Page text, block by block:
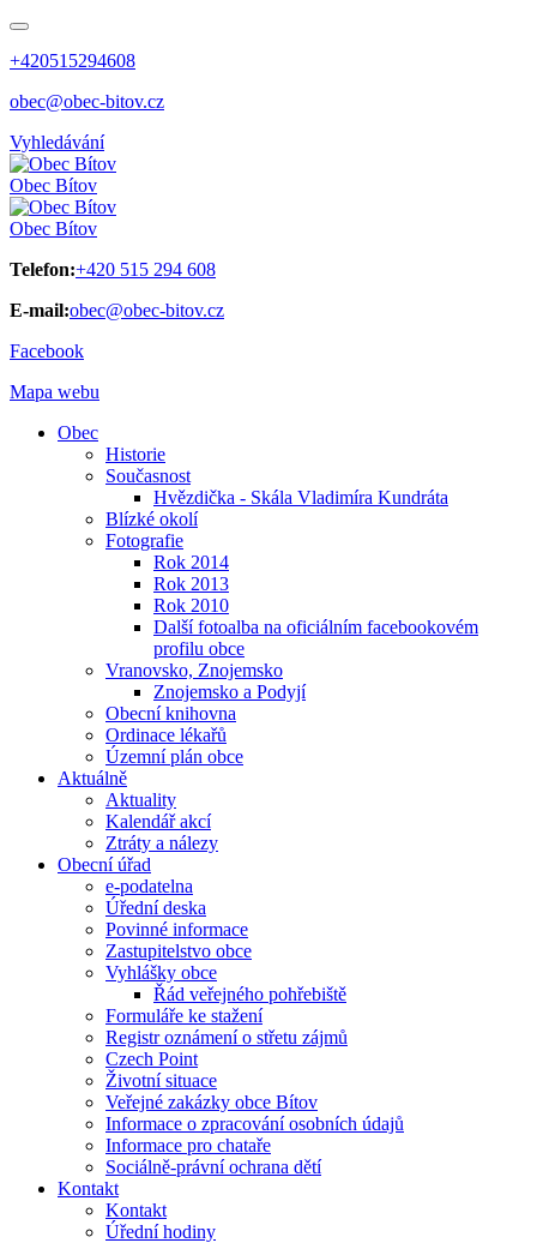
+420515294608
obec@obec-bitov.cz
Vyhledávání
Obec Bítov
Obec Bítov
Telefon:+420 515 294 608
E-mail:obec@obec-bitov.cz
Facebook
Mapa webu
Obec
Historie
Současnost
Hvězdička - Skála Vladimíra Kundráta
Blízké okolí
Fotografie
Rok 2014
Rok 2013
Rok 2010
Další fotoalba na oficiálním facebookovém
profilu obce
Vranovsko, Znojemsko
Znojemsko a Podyjí
Obecní knihovna
Ordinace lékařů
Územní plán obce
Aktuálně
Aktuality
Kalendář akcí
Ztráty a nálezy
Obecní úřad
e-podatelna
Úřední deska
Povinné informace
Zastupitelstvo obce
Vyhlášky obce
Řád veřejného pohřebiště
Formuláře ke stažení
Registr oznámení o střetu zájmů
Czech Point
Životní situace
Veřejné zakázky obce Bítov
Informace o zpracování osobních údajů
Informace pro chataře
Sociálně-právní ochrana dětí
Kontakt
Kontakt
Úřední hodiny